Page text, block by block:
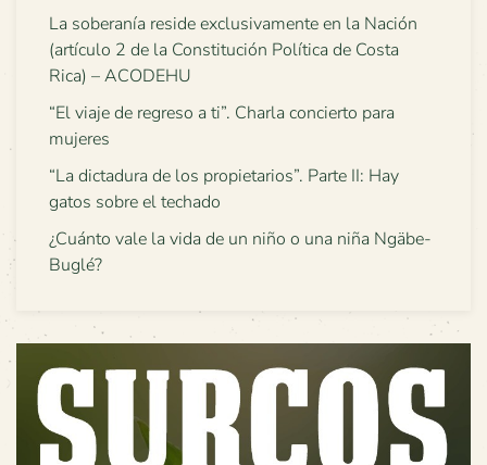
La soberanía reside exclusivamente en la Nación
(artículo 2 de la Constitución Política de Costa
Rica) – ACODEHU
“El viaje de regreso a ti”. Charla concierto para
mujeres
“La dictadura de los propietarios”. Parte II: Hay
gatos sobre el techado
¿Cuánto vale la vida de un niño o una niña Ngäbe-
Buglé?